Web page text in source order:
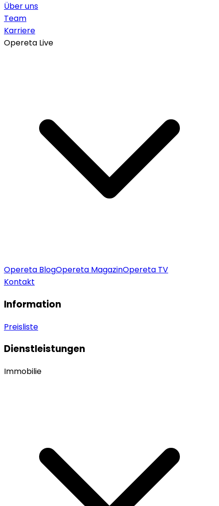
Über uns
Team
Karriere
Opereta Live
Opereta BlogOpereta MagazinOpereta TV
Kontakt
Information
Preisliste
Dienstleistungen
Immobilie